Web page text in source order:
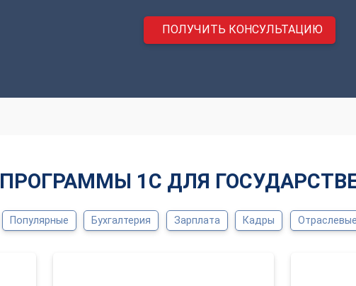
ПОЛУЧИТЬ КОНСУЛЬТАЦИЮ
ПРОГРАММЫ 1С ДЛЯ
Популярные Бухгалтерия Зарплата Кадры Отраслевые